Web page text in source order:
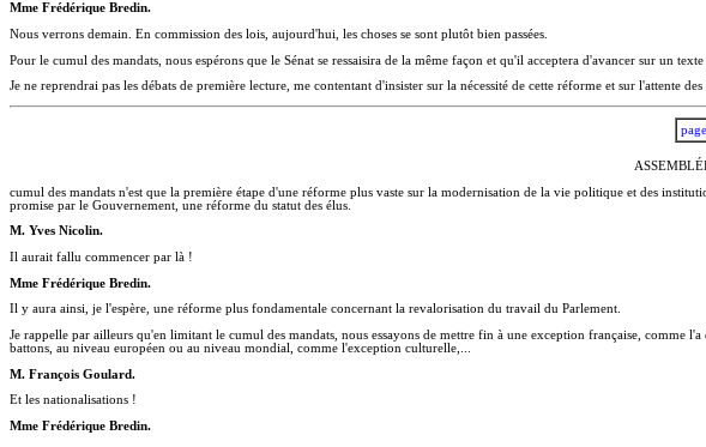
Mme Frédérique Bredin.
Nous verrons demain. En commission des lois, aujourd'hui, les choses se sont plutôt bien passées.
Pour le cumul des mandats, nous espérons que le Sénat se ressaisira de la même façon et qu'il acceptera d'avancer sur un
Je ne reprendrai pas les débats de première lecture, me contentant d'insister sur la nécessité de cette réforme et sur l'attente
cumul des mandats n'est que la première étape d'une réforme plus vaste sur la modernisation de la vie politique et des
promise par le Gouvernement, une réforme du statut des élus.
M. Yves Nicolin.
Il aurait fallu commencer par là !
Mme Frédérique Bredin.
Il y aura ainsi, je l'espère, une réforme plus fondamentale concernant la revalorisation du travail du Parlement.
Je rappelle par ailleurs qu'en limitant le cumul des mandats, nous essayons de mettre fin à une exception française, comme
battons, au niveau européen ou au niveau mondial, comme l'exception culturelle,...
M. François Goulard.
Et les nationalisations !
Mme Frédérique Bredin.